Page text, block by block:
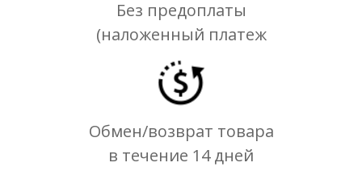
Без предоплаты
(наложенный платеж
Обмен/возврат товара
в течение 14 дней